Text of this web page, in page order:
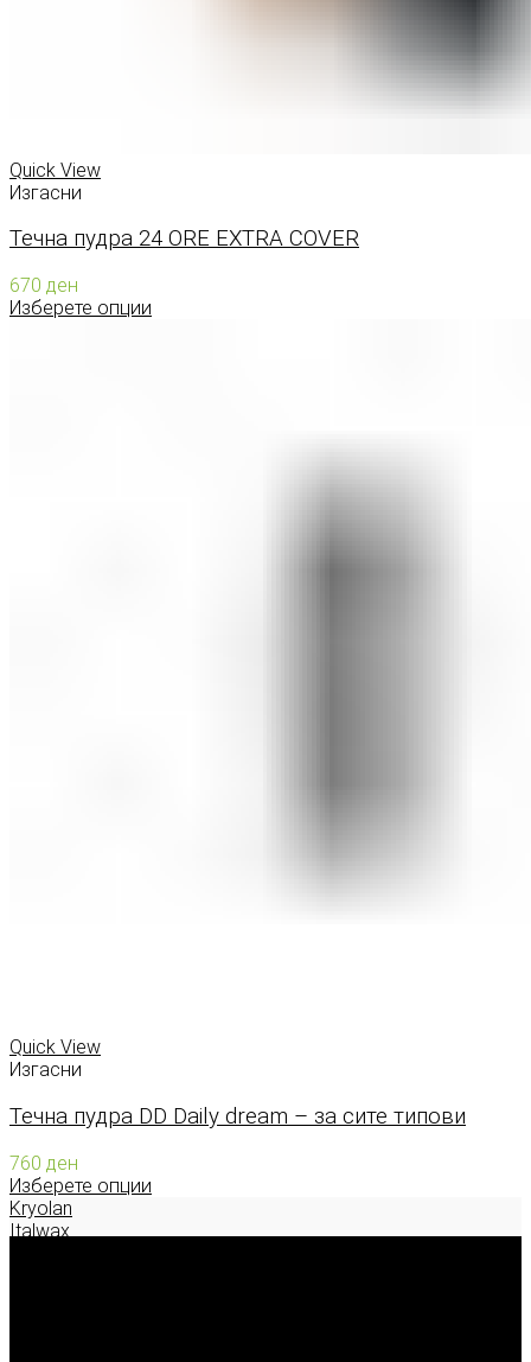
Quick View
Изгасни
Течна пудра 24 ORE EXTRA COVER
670 ден
Изберете опции
Quick View
Изгасни
Течна пудра DD Daily dream – за сите типови
760 ден
Изберете опции
Kryolan
Italwax